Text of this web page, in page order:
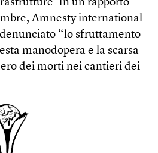
In un rapporto
Amnesty international
“lo sfruttamento
manodopera e la scarsa
dei morti nei cantieri dei